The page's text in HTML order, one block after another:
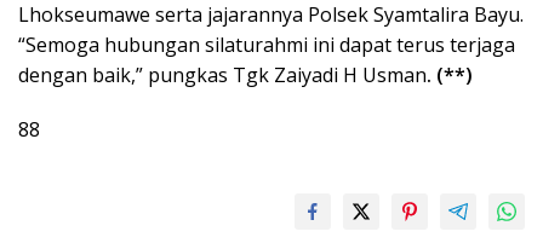
Lhokseumawe serta jajarannya Polsek Syamtalira Bayu.
“Semoga hubungan silaturahmi ini dapat terus terjaga
dengan baik,” pungkas Tgk Zaiyadi H Usman. (**)
88